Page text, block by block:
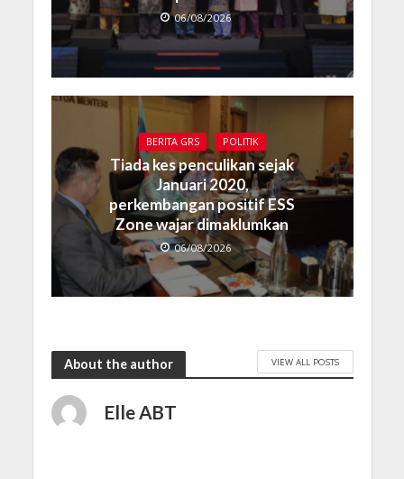
06/08/2026
BERITA GRS POLITIK
Tiada kes penculikan sejak
Januari 2020,
perkembangan positif ESS
Zone wajar dimaklumkan
06/08/2026
About the author VIEW ALL POSTS
Elle ABT